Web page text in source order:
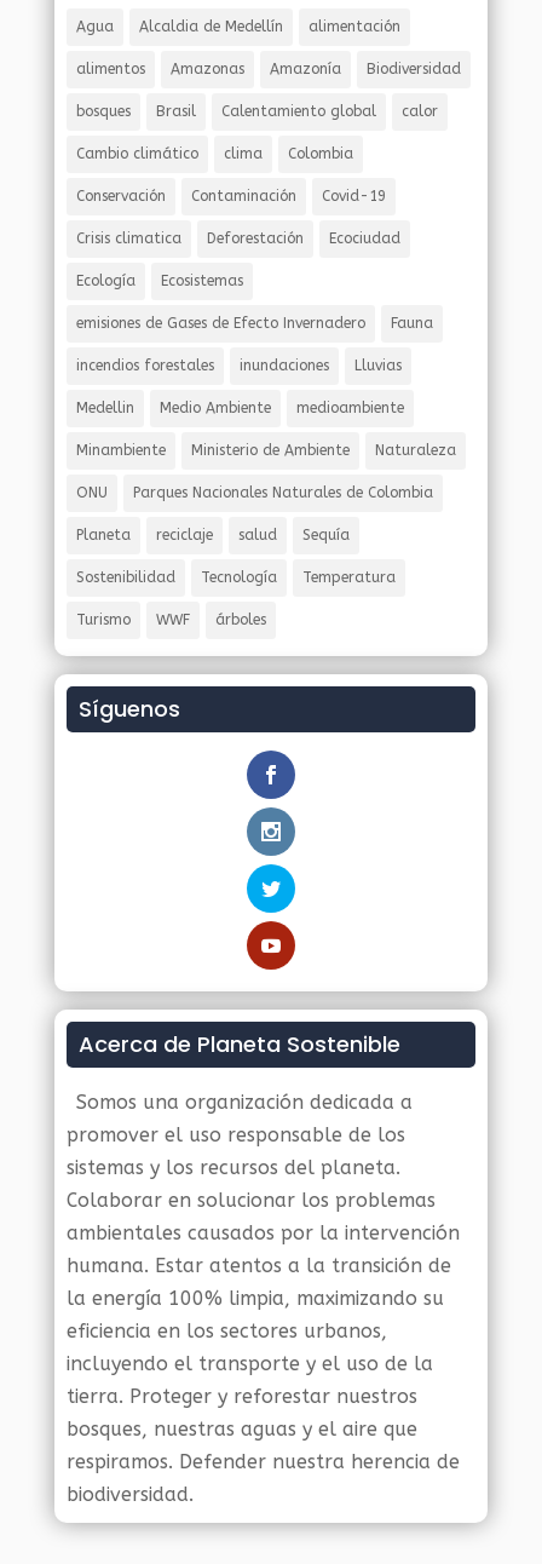
Agua Alcaldia de Medellín alimentación
alimentos Amazonas Amazonía Biodiversidad
bosques Brasil Calentamiento global calor
Cambio climático clima Colombia
Conservación Contaminación Covid-19
Crisis climatica Deforestación Ecociudad
Ecología Ecosistemas
emisiones de Gases de Efecto Invernadero Fauna
incendios forestales inundaciones Lluvias
Medellin Medio Ambiente medioambiente
Minambiente Ministerio de Ambiente Naturaleza
ONU Parques Nacionales Naturales de Colombia
Planeta reciclaje salud Sequía
Sostenibilidad Tecnología Temperatura
Turismo WWF árboles
Síguenos
Acerca de Planeta Sostenible
Somos una organización dedicada a
promover el uso responsable de los
sistemas y los recursos del planeta.
Colaborar en solucionar los problemas
ambientales causados por la intervención
humana. Estar atentos a la transición de
la energía 100% limpia, maximizando su
eficiencia en los sectores urbanos,
incluyendo el transporte y el uso de la
tierra. Proteger y reforestar nuestros
bosques, nuestras aguas y el aire que
respiramos. Defender nuestra herencia de
biodiversidad.